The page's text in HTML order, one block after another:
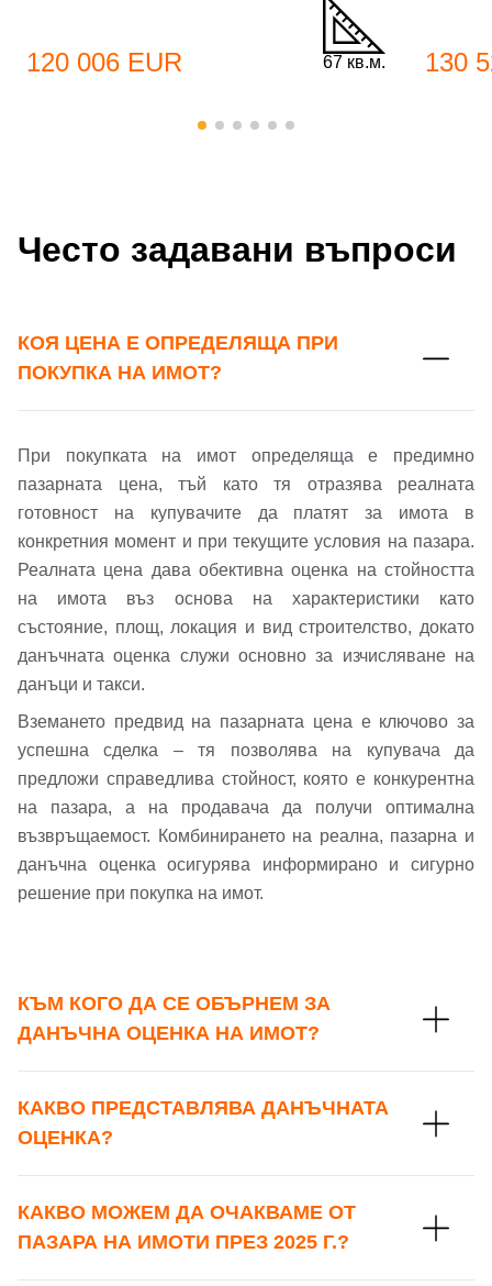
Вход Регистрация
Забравена парола?
Вход
или използвай профил
Вход с Facebook
120 006 EUR 67 кв.м. 130
Често задавани въпроси
КОЯ ЦЕНА Е ОПРЕДЕЛЯЩА ПРИ
ПОКУПКА НА ИМОТ?
При покупката на имот определяща е предимно
пазарната цена, тъй като тя отразява реалната
готовност на купувачите да платят за имота в
конкретния момент и при текущите условия на пазара.
Реалната цена дава обективна оценка на стойността
на имота въз основа на характеристики като
състояние, площ, локация и вид строителство, докато
данъчната оценка служи основно за изчисляване на
данъци и такси.
Вземането предвид на пазарната цена е ключово за
успешна сделка – тя позволява на купувача да
предложи справедлива стойност, която е конкурентна
на пазара, а на продавача да получи оптимална
възвръщаемост. Комбинирането на реална, пазарна и
данъчна оценка осигурява информирано и сигурно
решение при покупка на имот.
КЪМ КОГО ДА СЕ ОБЪРНЕМ ЗА
ДАНЪЧНА ОЦЕНКА НА ИМОТ?
КАКВО ПРЕДСТАВЛЯВА ДАНЪЧНАТА
ОЦЕНКА?
КАКВО МОЖЕМ ДА ОЧАКВАМЕ ОТ
ПАЗАРА НА ИМОТИ ПРЕЗ 2025 Г.?
Име*
Заяви оглед
се обадим възможно най-бързо.